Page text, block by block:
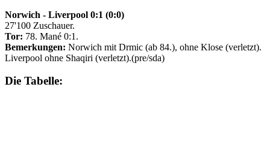
Norwich - Liverpool 0:1 (0:0)
27'100 Zuschauer.
Tor: 78. Mané 0:1.
Bemerkungen: Norwich mit Drmic (ab 84.), ohne Klose (verletzt).
Liverpool ohne Shaqiri (verletzt).(pre/sda)
Die Tabelle: